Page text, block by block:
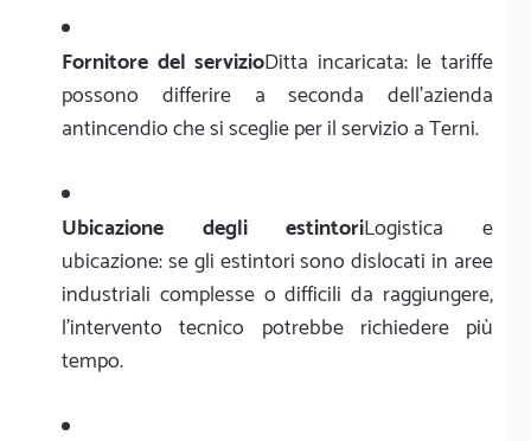
Fornitore del servizioDitta incaricata: le tariffe
possono differire a seconda dell'azienda
antincendio che si sceglie per il servizio a Terni.
Ubicazione degli estintoriLogistica e
ubicazione: se gli estintori sono dislocati in aree
industriali complesse o difficili da raggiungere,
l'intervento tecnico potrebbe richiedere più
tempo.